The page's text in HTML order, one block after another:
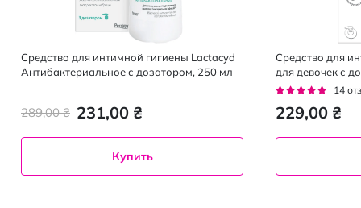
Средство для интимной гигиены Lactacyd
Антибактериальное с дозатором, 250 мл
231,00 ₴
289,00 ₴
Купить
Средство для
для девочек с
Рейтинг:
14
229,00 ₴